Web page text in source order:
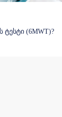
ტესტი (6MWT)?